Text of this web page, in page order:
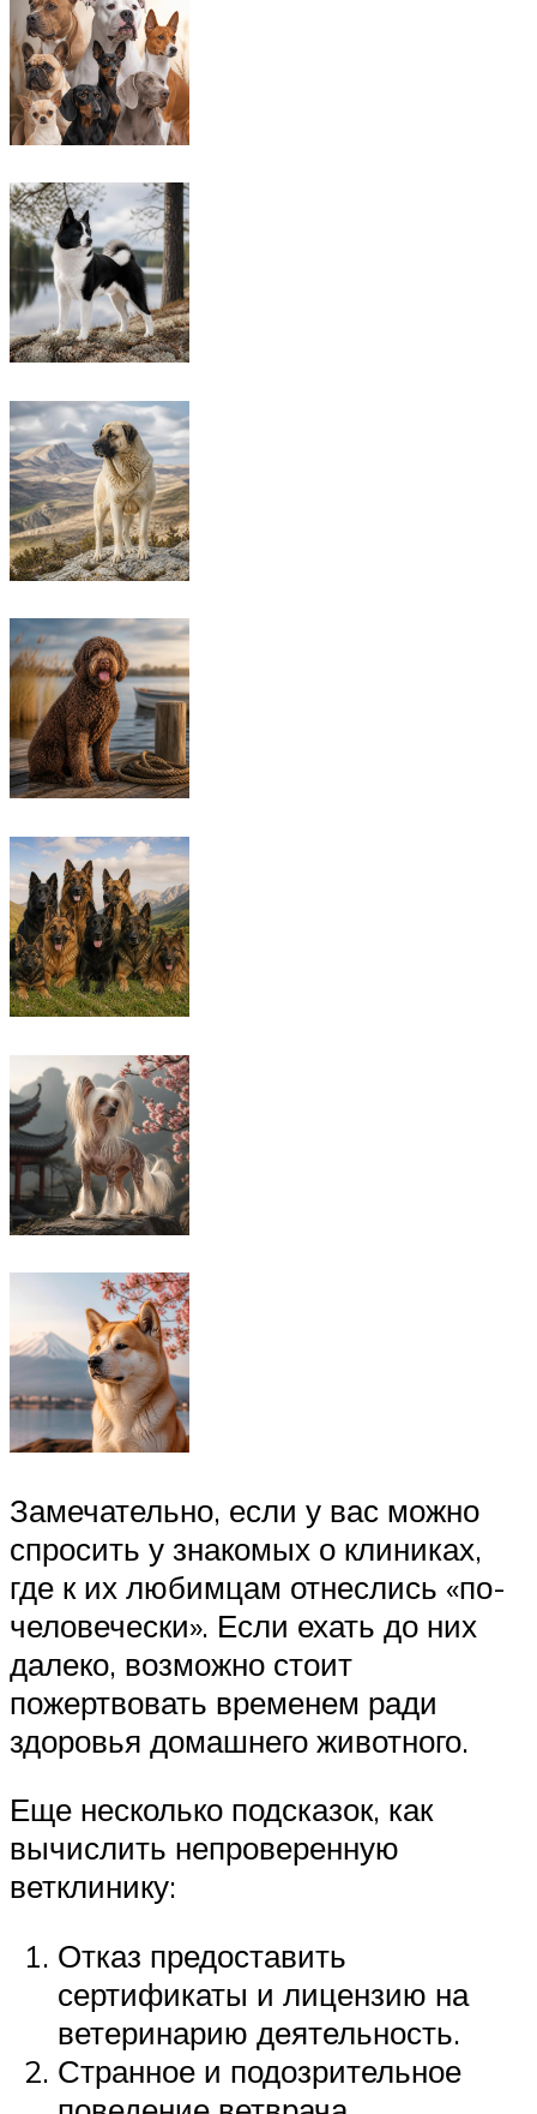
Замечательно, если у вас можно
спросить у знакомых о клиниках,
где к их любимцам отнеслись «по-
человечески». Если ехать до них
далеко, возможно стоит
пожертвовать временем ради
здоровья домашнего животного.
Еще несколько подсказок, как
вычислить непроверенную
ветклинику:
Отказ предоставить
сертификаты и лицензию на
ветеринарию деятельность.
Странное и подозрительное